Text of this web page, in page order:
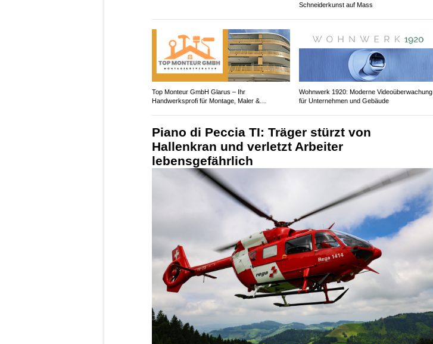
Schneiderkunst auf Mass
Top Monteur GmbH Glarus – Ihr
Handwerksprofi für Montage, Maler &
Wohnwerk 1920: Moderne Videoüberwachung
für Unternehmen und Gebäude
Piano di Peccia TI: Träger stürzt von
Hallenkran und verletzt Arbeiter
lebensgefährlich